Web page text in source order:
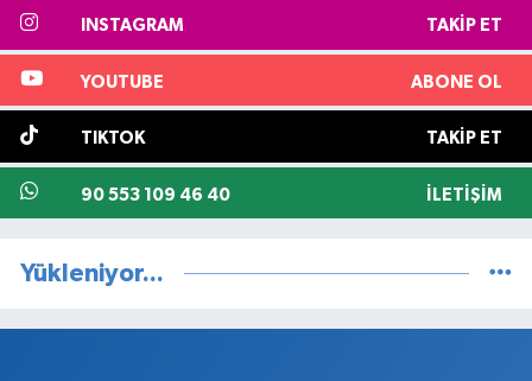
INSTAGRAM TAKIP ET
YOUTUBE ABONE OL
TIKTOK TAKIP ET
90 553 109 46 40 İLETIŞIM
Yükleniyor...